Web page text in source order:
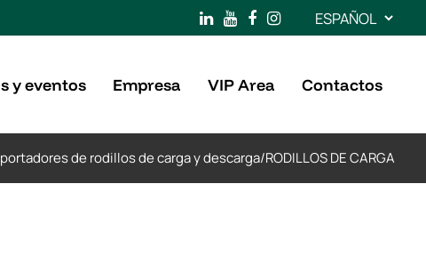
Elegir
un
idioma
y eventos Empresa VIP Area Contactos
de rodillos de carga y descarga/RODILLOS DE CARGA